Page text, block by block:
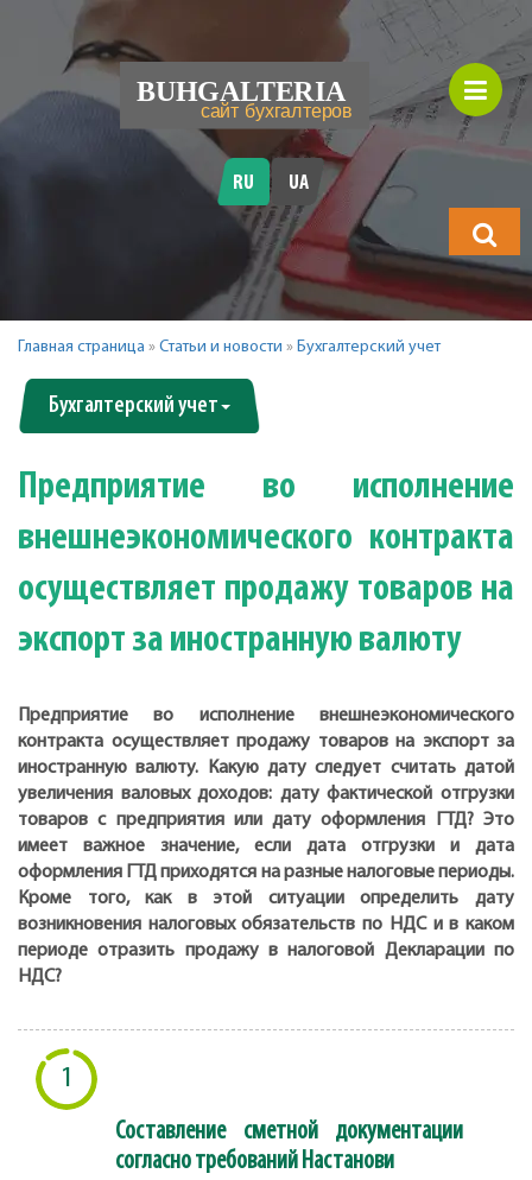
будете
искать?
RU UA
Главная страница » Статьи и новости » Бухгалтерский учет
Бухгалтерский учет
Предприятие во исполнение
внешнеэкономического контракта
осуществляет продажу товаров на
экспорт за иностранную валюту
Предприятие во исполнение внешнеэкономического
контракта осуществляет продажу товаров на экспорт за
иностранную валюту. Какую дату следует считать датой
увеличения валовых доходов: дату фактической отгрузки
товаров с предприятия или дату оформления ГТД? Это
имеет важное значение, если дата отгрузки и дата
оформления ГТД приходятся на разные налоговые периоды.
Кроме того, как в этой ситуации определить дату
возникновения налоговых обязательств по НДС и в каком
периоде отразить продажу в налоговой Декларации по
НДС?
1
Составление сметной документации
согласно требований Настанови